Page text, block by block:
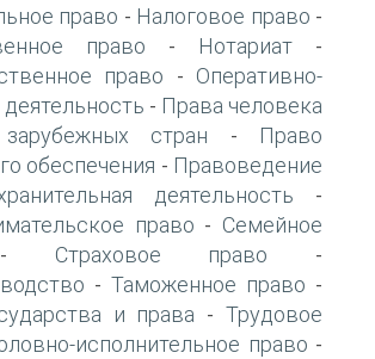
право - Налоговое право -
право - Нотариат -
право - Оперативно-
- Права человека
стран -
Право
обеспечения - Правоведение
деятельность -
право - Семейное
Страховое право -
- Таможенное право -
и права -Трудовое
исполнительное право -